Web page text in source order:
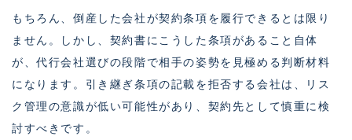
もちろん、倒産した会社が契約条項を履行できるとは限り
ません。しかし、契約書にこうした条項があること自体
が、代行会社選びの段階で相手の姿勢を見極める判断材料
になります。引き継ぎ条項の記載を拒否する会社は、リス
ク管理の意識が低い可能性があり、契約先として慎重に検
討すべきです。